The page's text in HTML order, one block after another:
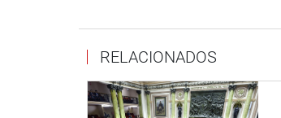
Portal: http://www.congreso.gob.pe/
Facebook:https://goo.gl/s5t7XN
RELACIONADOS